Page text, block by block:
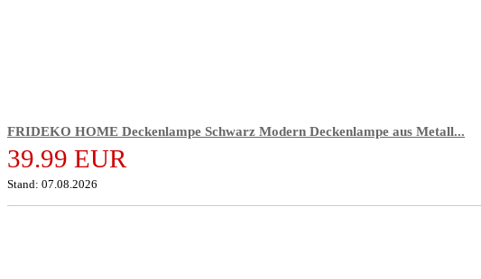
FRIDEKO HOME Deckenlampe Schwarz Modern Deckenlampe aus Metall...
39.99 EUR
Stand: 07.08.2026